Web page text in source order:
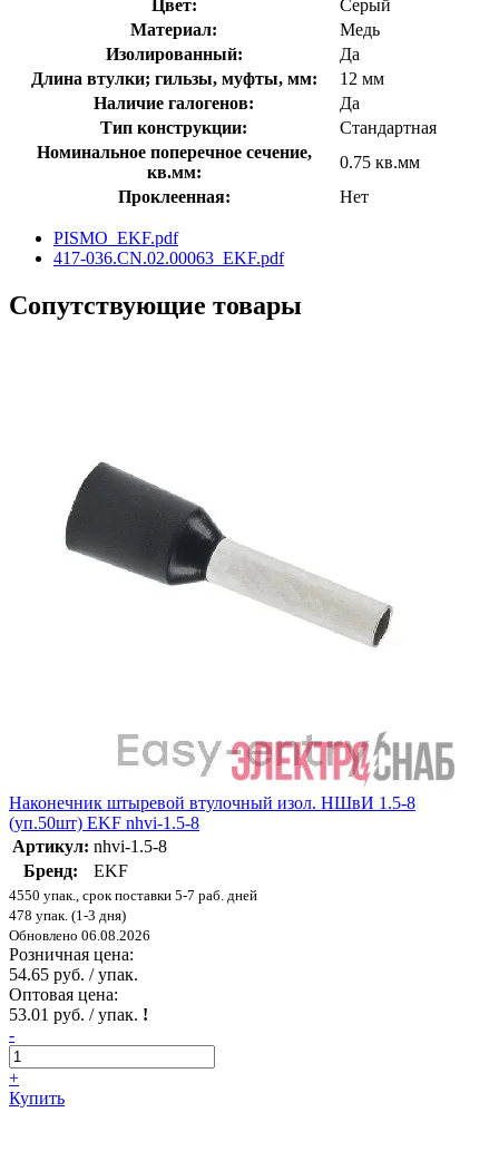
Цвет:
Серый
Материал:
Медь
Изолированный:
Да
Длина втулки; гильзы, муфты, мм:
12 мм
Наличие галогенов:
Да
Тип конструкции:
Стандартная
Номинальное поперечное сечение,
кв.мм:
0.75 кв.мм
Проклеенная:
Нет
PISMO_EKF.pdf
417-036.CN.02.00063_EKF.pdf
Сопутствующие товары
Наконечник штыревой втулочный изол. НШвИ 1.5-8
(уп.50шт) EKF nhvi-1.5-8
Артикул: nhvi-1.5-8
Бренд:
EKF
4550 упак., срок поставки 5-7 раб. дней
478 упак. (1-3 дня)
Обновлено 06.08.2026
Розничная цена:
54.65 руб. / упак.
Оптовая цена:
53.01 руб. / упак. !
-
+
Купить